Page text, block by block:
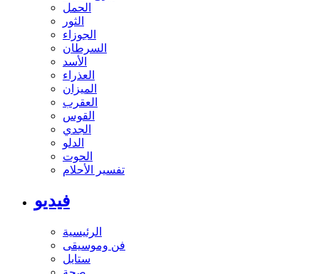
الحمل
الثور
الجوزاء
السرطان
الأسد
العذراء
الميزان
العقرب
القوس
الجدي
الدلو
الحوت
تفسير الأحلام
فيديو
الرئيسية
فن وموسيقى
ستايل